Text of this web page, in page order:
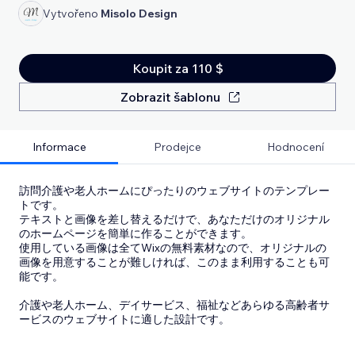
Vytvořeno Misolo Design
Koupit za 110 $
Zobrazit šablonu
Informace Prodejce Hodnocení
訪問介護や老人ホームにぴったりのウェブサイトのテンプレー
トです。
テキストと画像を差し替えるだけで、あなただけのオリジナル
のホームページを簡単に作ることができます。
使用している画像は全てWixの無料素材なので、オリジナルの
画像を用意することが難しければ、このまま利用することも可
能です。
介護や老人ホーム、デイサービス、福祉などあらゆる高齢者サ
ービスのウェブサイトに適した設計です。